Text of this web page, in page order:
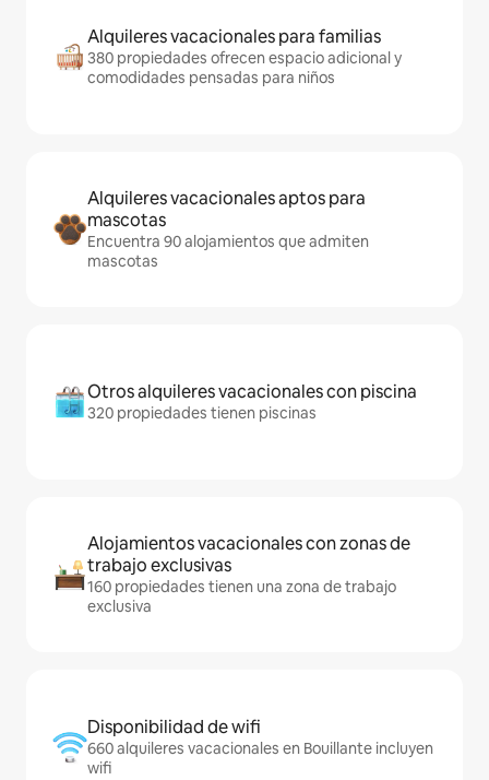
Alquileres vacacionales para familias
380 propiedades ofrecen espacio adicional y
comodidades pensadas para niños
Alquileres vacacionales aptos para
mascotas
Encuentra 90 alojamientos que admiten
mascotas
Otros alquileres vacacionales con piscina
320 propiedades tienen piscinas
Alojamientos vacacionales con zonas de
trabajo exclusivas
160 propiedades tienen una zona de trabajo
exclusiva
Disponibilidad de wifi
660 alquileres vacacionales en Bouillante incluyen
wifi